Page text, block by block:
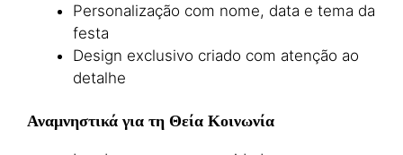
Personalização com nome, data e tema da
festa
Design exclusivo criado com atenção ao
detalhe
Αναμνηστικά για τη Θεία Κοινωνία